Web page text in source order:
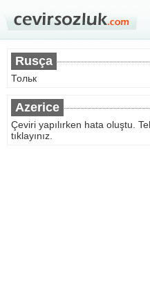
Rusça
Тольк
Azerice
Çeviri yapılırken hata oluştu.
tıklayınız.